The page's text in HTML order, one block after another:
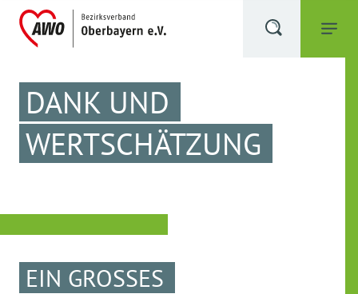
DANK UND
WERTSCHÄTZUNG
EIN GROSSES D